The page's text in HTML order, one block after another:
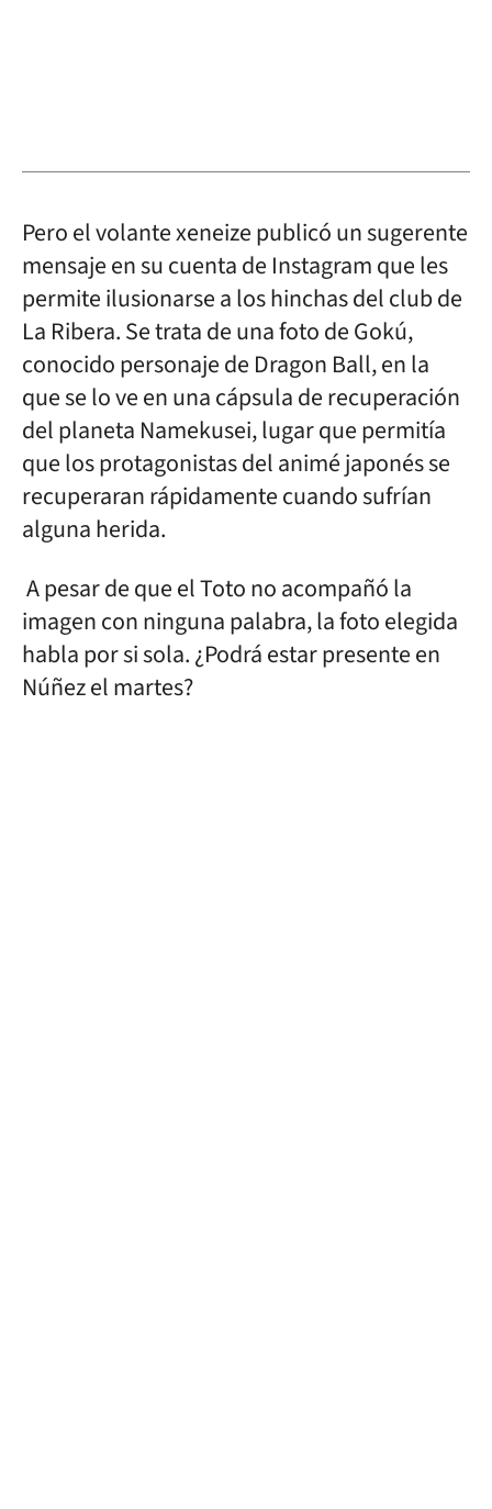
Pero el volante xeneize publicó un sugerente
mensaje en su cuenta de Instagram que les
permite ilusionarse a los hinchas del club de
La Ribera. Se trata de una foto de Gokú,
conocido personaje de Dragon Ball, en la
que se lo ve en una cápsula de recuperación
del planeta Namekusei, lugar que permitía
que los protagonistas del animé japonés se
recuperaran rápidamente cuando sufrían
alguna herida.
A pesar de que el Toto no acompañó la
imagen con ninguna palabra, la foto elegida
habla por si sola. ¿Podrá estar presente en
Núñez el martes?